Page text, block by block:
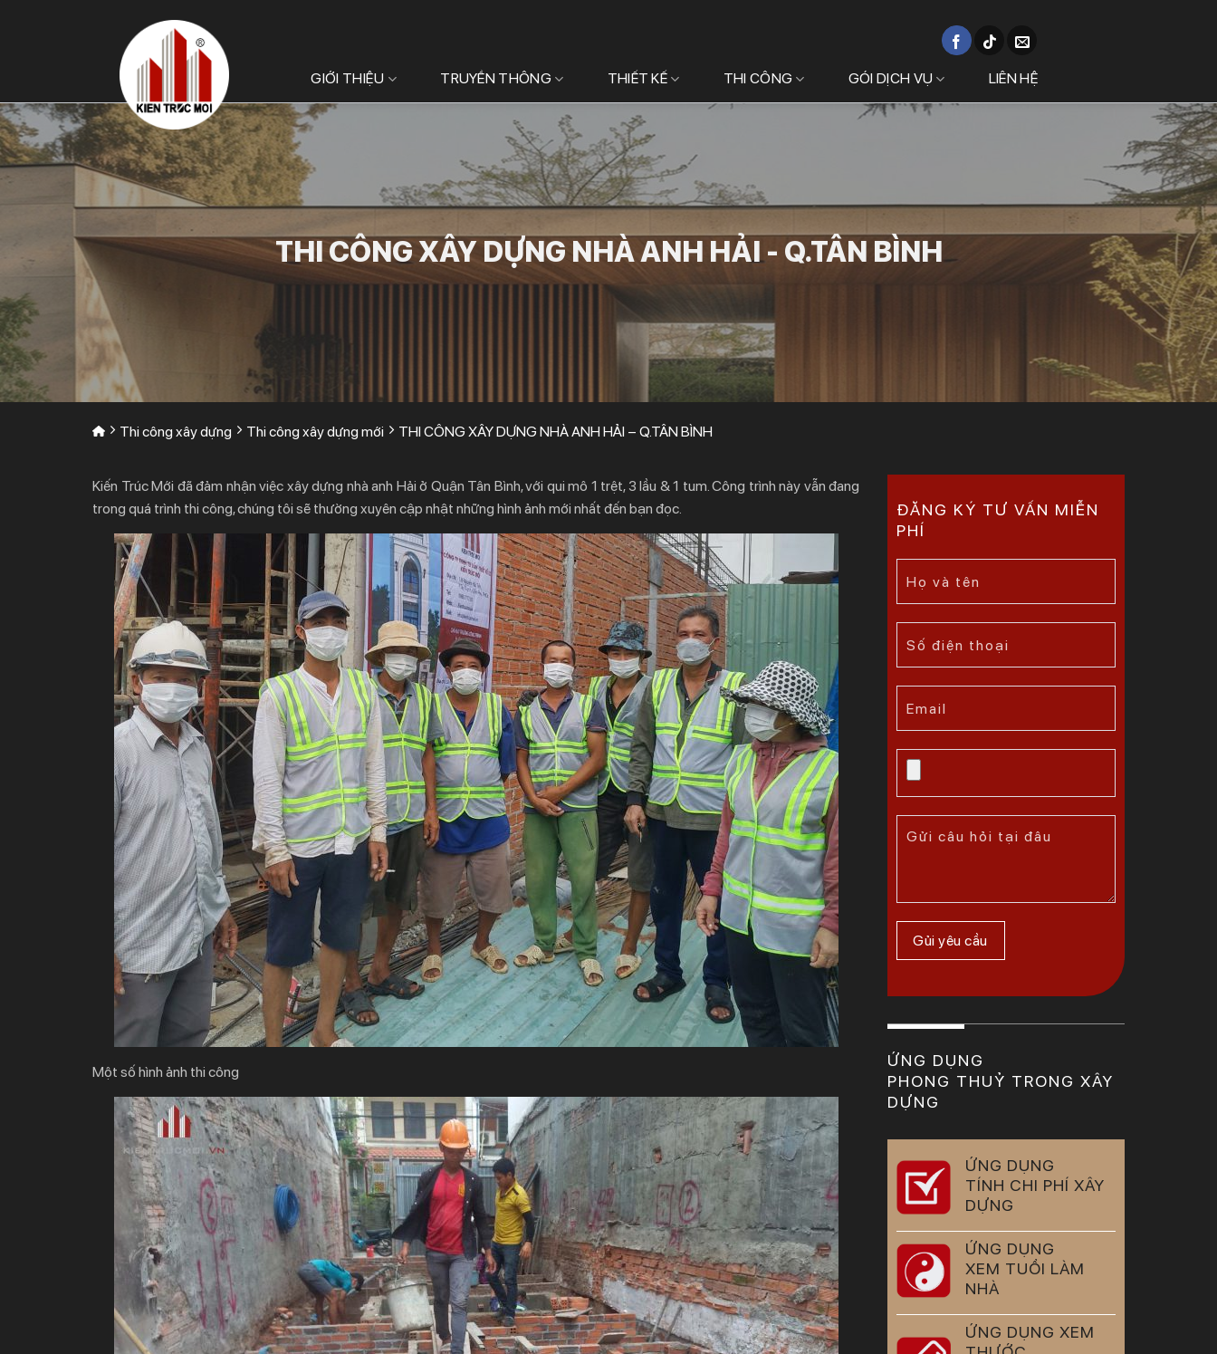
GIỚI THIỆU TRUYỀN THÔNG THIẾT KẾ THI CÔNG GÓI DỊCH VỤ LIÊN HỆ
THI CÔNG XÂY DỰNG NHÀ ANH HẢI - Q.TÂN BÌNH
Thi công xây dựng Thi công xây dựng mới THI CÔNG XÂY DỰNG NHÀ ANH HẢI – Q.TÂN BÌNH
Kiến Trúc Mới đã đảm nhận việc xây dựng nhà anh Hải ở Quận Tân Bình, với qui mô 1 trệt, 3 lầu & 1 tum. Công trình này vẫn đang
trong quá trình thi công, chúng tôi sẽ thường xuyên cập nhật những hình ảnh mới nhất đến bạn đọc.
Một số hình ảnh thi công
ĐĂNG KÝ TƯ VẤN MIỄN
PHÍ
ỨNG DỤNG
PHONG THUỶ TRONG XÂY
DỰNG
ỨNG DỤNG
TÍNH CHI PHÍ XÂY
DỰNG
ỨNG DỤNG
XEM TUỔI LÀM
NHÀ
ỨNG DỤNG XEM